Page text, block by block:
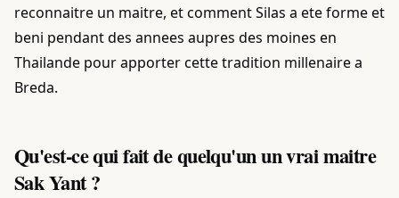
reconnaitre un maitre, et comment Silas a ete forme et
beni pendant des annees aupres des moines en
Thailande pour apporter cette tradition millenaire a
Breda.
Qu'est-ce qui fait de quelqu'un un vrai maitre
Sak Yant ?